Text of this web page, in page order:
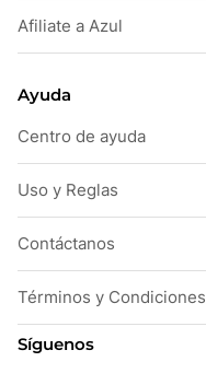
Afiliate a Azul
Ayuda
Centro de ayuda
Uso y Reglas
Contáctanos
Términos y Condiciones
Síguenos